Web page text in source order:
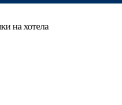
на хотела